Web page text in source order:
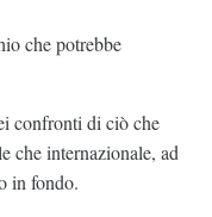
che potrebbe
confronti di ciò che
che internazionale, ad
in fondo.